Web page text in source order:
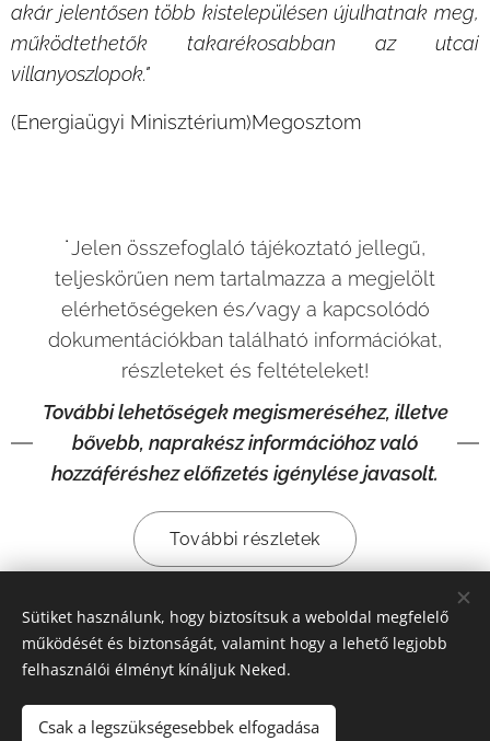
akár jelentősen több kistelepülésen újulhatnak meg,
működtethetők takarékosabban az utcai
villanyoszlopok."
(Energiaügyi Minisztérium)Megosztom
˙Jelen összefoglaló tájékoztató jellegű,
teljeskörűen nem tartalmazza a megjelölt
elérhetőségeken és/vagy a kapcsolódó
dokumentációkban található információkat,
részleteket és feltételeket!
További lehetőségek megismeréséhez, illetve
bővebb, naprakész információhoz való
hozzáféréshez előfizetés igénylése javasolt.
További részletek
Share
© 2025 Produktív Iroda (alapítva: 2001., adószám: 62758963-1-28,
Sütiket használunk, hogy biztosítsuk a weboldal megfelelő
működését és biztonságát, valamint hogy a lehető legjobb
felhasználói élményt kínáljuk Neked.
Csak a legszükségesebbek elfogadása